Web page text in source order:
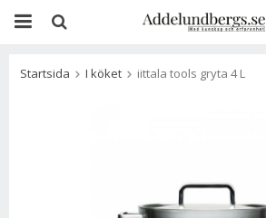
Startsida I köket iittala tools gryta 4 L